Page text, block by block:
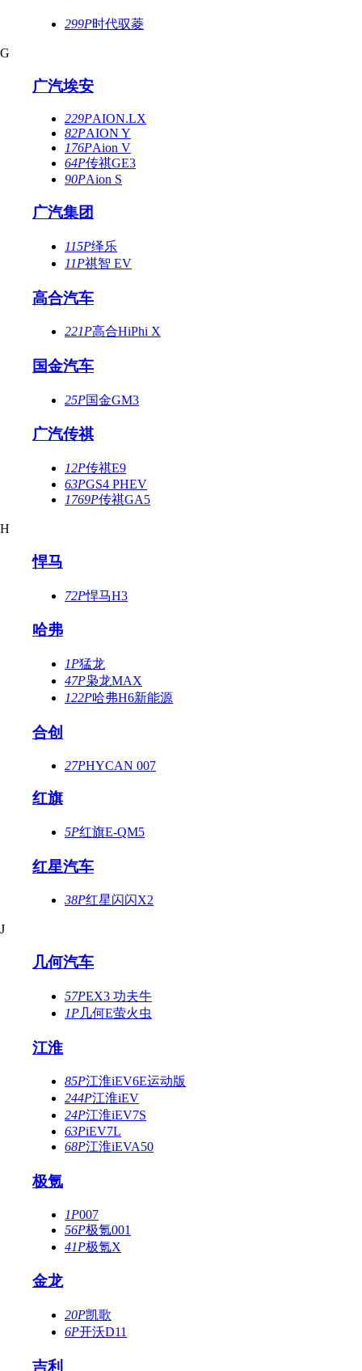
299P时代驭菱
G
广汽埃安
229PAION.LX
82PAION Y
176PAion V
64P传祺GE3
90PAion S
广汽集团
115P绎乐
11P祺智 EV
高合汽车
221P高合HiPhi X
国金汽车
25P国金GM3
广汽传祺
12P传祺E9
63PGS4 PHEV
1769P传祺GA5
H
悍马
72P悍马H3
哈弗
1P猛龙
47P枭龙MAX
122P哈弗H6新能源
合创
27PHYCAN 007
红旗
5P红旗E-QM5
红星汽车
38P红星闪闪X2
J
几何汽车
57PEX3 功夫牛
1P几何E萤火虫
江淮
85P江淮iEV6E运动版
244P江淮iEV
24P江淮iEV7S
63PiEV7L
68P江淮iEVA50
极氪
1P007
56P极氪001
41P极氪X
金龙
20P凯歌
6P开沃D11
吉利